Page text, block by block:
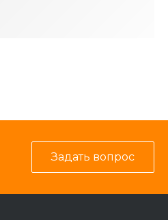
Задать вопрос